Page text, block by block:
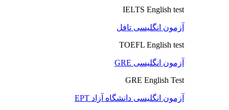
IELTS English test
آزمون انگلیسی تافل
TOEFL English test
آزمون انگلیسی GRE
GRE English Test
آزمون انگلیسی دانشگاه آزاد EPT